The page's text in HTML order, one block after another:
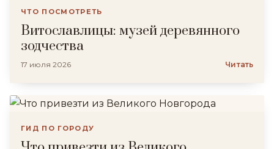
ЧТО ПОСМОТРЕТЬ
Витославлицы: музей деревянного
зодчества
17 июля 2026 Читать
ГИД ПО ГОРОДУ